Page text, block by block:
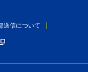
送信について